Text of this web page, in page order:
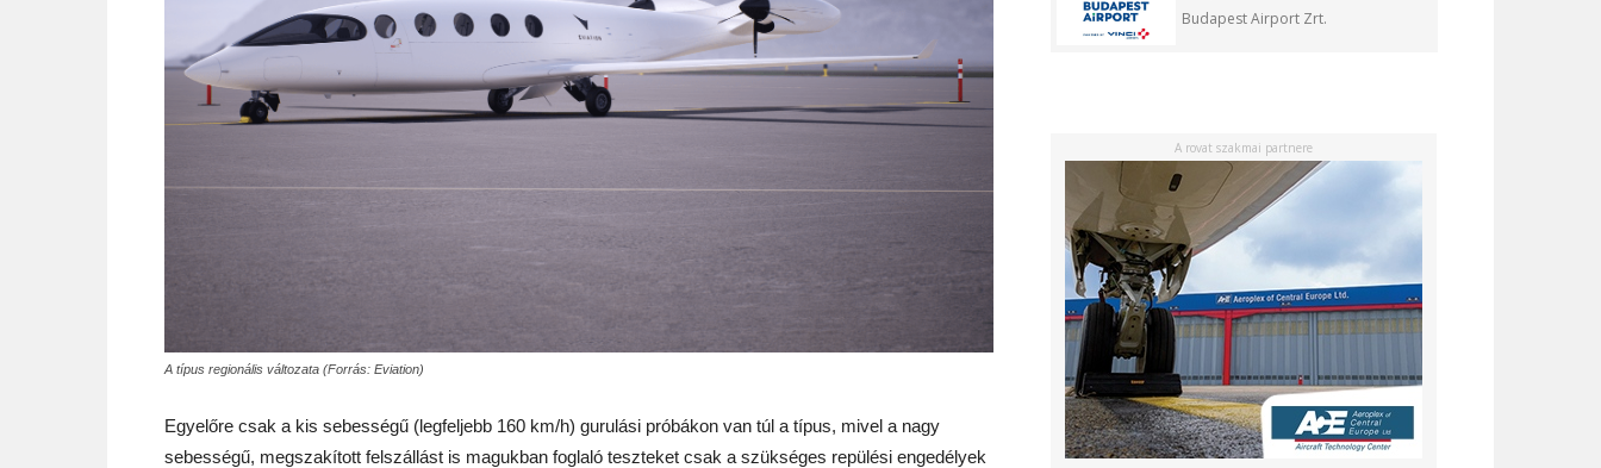
A típus regionális változata (Forrás: Eviation)
Egyelőre csak a kis sebességű (legfeljebb 160 km/h) gurulási próbákon van túl a típus, mivel a nagy
sebességű, megszakított felszállást is magukban foglaló teszteket csak a szükséges repülési engedélyek
Budapest Airport Zrt.
A rovat szakmai partnere